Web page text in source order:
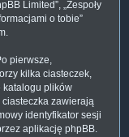
Limited”, „Zespoły
o tobie”
pierwsze,
kilka ciasteczek,
katalogu plików
zawierają
identyfikator sesji
aplikację phpBB.